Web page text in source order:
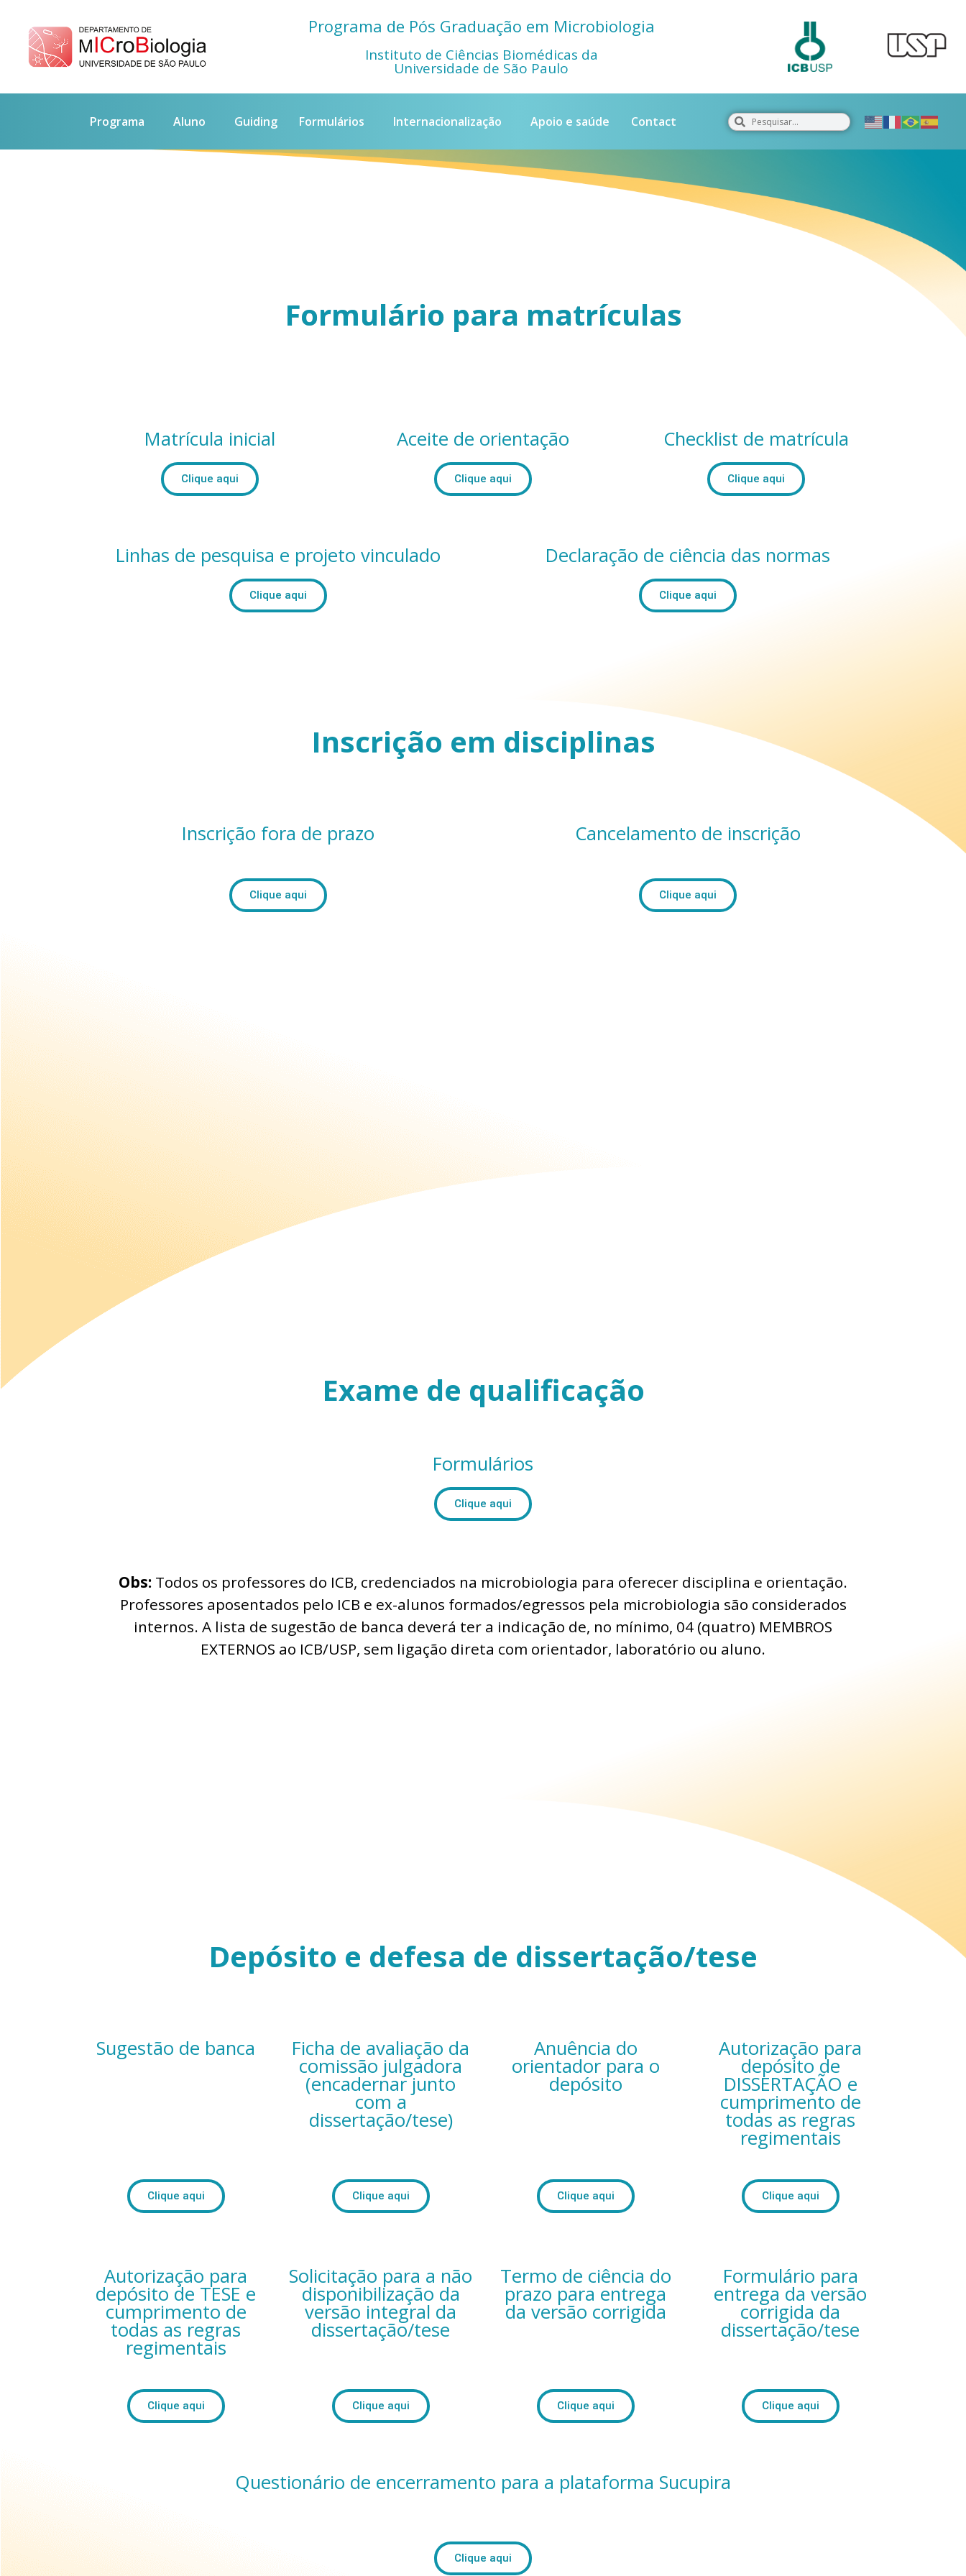
Programa de Pós Graduação em Microbiologia
Instituto de Ciências Biomédicas da
Universidade de São Paulo
Programa Aluno Guiding Formulários Internacionalização Apoio e saúde Contact
Formulário para matrículas
Matrícula inicial
Clique aqui
Aceite de orientação
Clique aqui
Checklist de matrícula
Clique aqui
Linhas de pesquisa e projeto vinculado
Clique aqui
Declaração de ciência das normas
Clique aqui
Inscrição em disciplinas
Inscrição fora de prazo
Clique aqui
Cancelamento de inscrição
Clique aqui
Exame de qualificação
Formulários
Clique aqui
Obs: Todos os professores do ICB, credenciados na microbiologia para oferecer disciplina e orientação.
Professores aposentados pelo ICB e ex-alunos formados/egressos pela microbiologia são considerados
internos. A lista de sugestão de banca deverá ter a indicação de, no mínimo, 04 (quatro) MEMBROS
EXTERNOS ao ICB/USP, sem ligação direta com orientador, laboratório ou aluno.
Depósito e defesa de dissertação/tese
Sugestão de banca Ficha de avaliação da
comissão julgadora
(encadernar junto
com a
dissertação/tese)
Anuência do
orientador para o
depósito
Autorização para
depósito de
DISSERTAÇÃO e
cumprimento de
todas as regras
regimentais
Clique aqui Clique aqui Clique aqui Clique aqui
Autorização para
depósito de TESE e
cumprimento de
todas as regras
regimentais
Solicitação para a não
disponibilização da
versão integral da
dissertação/tese
Termo de ciência do
prazo para entrega
da versão corrigida
Formulário para
entrega da versão
corrigida da
dissertação/tese
Clique aqui Clique aqui Clique aqui Clique aqui
Questionário de encerramento para a plataforma Sucupira
Clique aqui